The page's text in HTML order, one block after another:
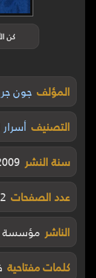
كن
المؤلف جون
التصنيف
سنة النشر
عدد الصفحات
الناشر مؤسسة
كلمات مفتاحية